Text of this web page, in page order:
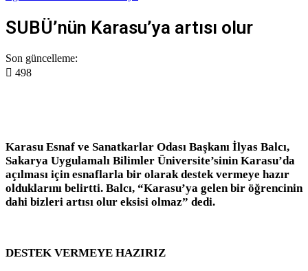
SUBÜ’nün Karasu’ya artısı olur
Son güncelleme:
498
Karasu Esnaf ve Sanatkarlar Odası Başkanı İlyas Balcı,
Sakarya Uygulamalı Bilimler Üniversite’sinin Karasu’da
açılması için esnaflarla bir olarak destek vermeye hazır
olduklarını belirtti. Balcı, “Karasu’ya gelen bir öğrencinin
dahi bizleri artısı olur eksisi olmaz” dedi.
DESTEK VERMEYE HAZIRIZ